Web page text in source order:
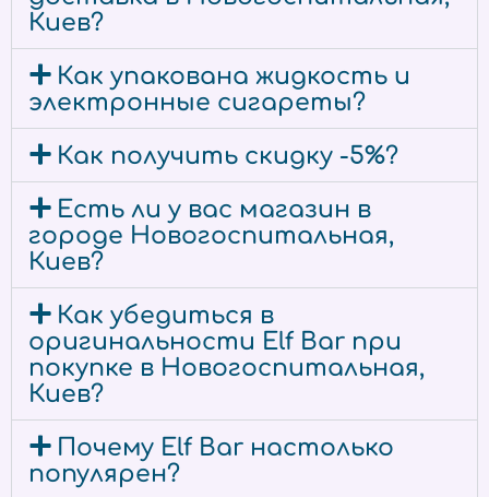
Киев?
Как упакована жидкость и
электронные сигареты?
Как получить скидку -5%?
Есть ли у вас магазин в
городе Новогоспитальная,
Киев?
Как убедиться в
оригинальности Elf Bar при
покупке в Новогоспитальная,
Киев?
Почему Elf Bar настолько
популярен?